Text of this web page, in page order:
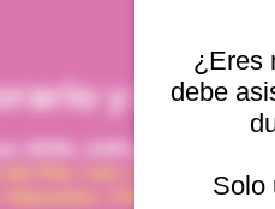
¿Eres
debe
Solo
y
2026, 4:00 p. m. – 5:00 p.
del Mar, Cam. Internacional